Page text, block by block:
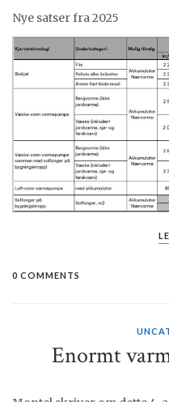
Nye satser fra 2025
0 COMMENTS
Enormt